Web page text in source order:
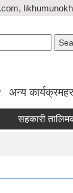
अन्य
सहकारी